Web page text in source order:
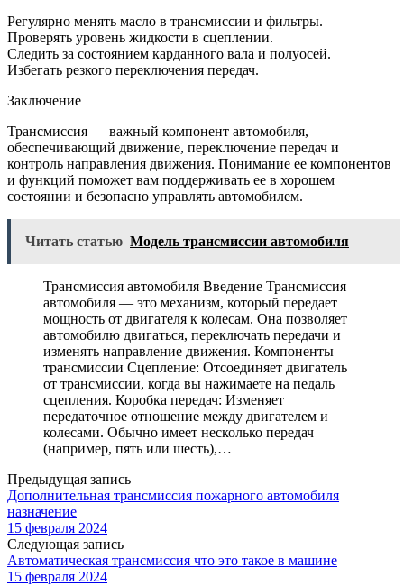
Регулярно менять масло в трансмиссии и фильтры.
Проверять уровень жидкости в сцеплении.
Следить за состоянием карданного вала и полуосей.
Избегать резкого переключения передач.
Заключение
Трансмиссия — важный компонент автомобиля,
обеспечивающий движение, переключение передач и
контроль направления движения. Понимание ее компонентов
и функций поможет вам поддерживать ее в хорошем
состоянии и безопасно управлять автомобилем.
Читать статью Модель трансмиссии автомобиля
Трансмиссия автомобиля Введение Трансмиссия
автомобиля — это механизм, который передает
мощность от двигателя к колесам. Она позволяет
автомобилю двигаться, переключать передачи и
изменять направление движения. Компоненты
трансмиссии Сцепление: Отсоединяет двигатель
от трансмиссии, когда вы нажимаете на педаль
сцепления. Коробка передач: Изменяет
передаточное отношение между двигателем и
колесами. Обычно имеет несколько передач
(например, пять или шесть),…
Предыдущая запись
Дополнительная трансмиссия пожарного автомобиля
назначение
15 февраля 2024
Следующая запись
Автоматическая трансмиссия что это такое в машине
15 февраля 2024